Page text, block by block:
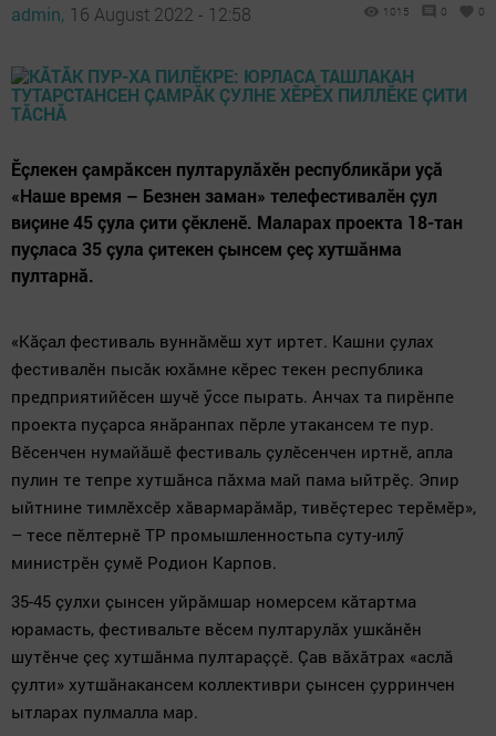
admin, 16 August 2022 - 12:58 1015 0 0
Ӗçлекен çамрăксен пултарулăхӗн республикăри уçă
«Наше время – Безнен заман» телефестивалӗн çул
виçине 45 çула çити çӗкленӗ. Маларах проекта 18-тан
пуçласа 35 çула çитекен çынсем çеç хутшăнма
пултарнă.
«Кăçал фестиваль вуннăмӗш хут иртет. Кашни çулах
фестивалӗн пысăк юхăмне кӗрес текен республика
предприятийӗсен шучӗ ӳссе пырать. Анчах та пирӗнпе
проекта пуçарса янăранпах пӗрле утакансем те пур.
Вӗсенчен нумайăшӗ фестиваль çулӗсенчен иртнӗ, апла
пулин те тепре хутшăнса пăхма май пама ыйтрӗç. Эпир
ыйтнине тимлӗхсӗр хăвармарăмăр, тивӗçтерес терӗмӗр»,
– тесе пӗлтернӗ ТР промышленностьпа суту-илӳ
министрӗн çумӗ Родион Карпов.
35-45 çулхи çынсен уйрăмшар номерсем кăтартма
юрамасть, фестивальте вӗсем пултарулăх ушкăнӗн
шутӗнче çеç хутшăнма пултараççӗ. Çав вăхăтрах «аслă
çулти» хутшăнакансем коллективри çынсен çурринчен
ытларах пулмалла мар.